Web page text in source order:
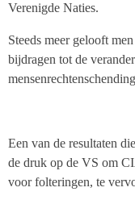
Verenigde Naties.
Steeds meer gelooft
bijdragen tot de
Een van de resultaten
de druk op de VS om
voor folteringen, te